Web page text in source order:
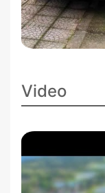
Video